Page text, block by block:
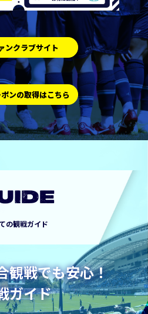
ンクラブサイト
ンの取得はこちら
の観戦ガイド
観戦でも安心！
ガイド